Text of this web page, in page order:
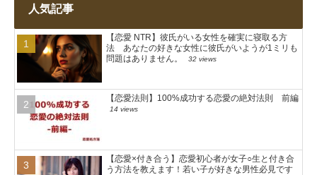
人気記事
【恋愛 NTR】彼氏がいる女性を確実に寝取る方
法 あなたの好きな女性に彼氏がいようが1ミリも
問題はありません。
32 views
【恋愛法則】100%成功する恋愛の絶対法則 前編
14 views
【恋愛×付き合う】恋愛初心者が女子○生と付き合
う方法を教えます！若い子が好きな男性必見です